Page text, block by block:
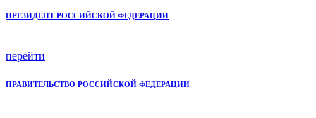
ПРЕЗИДЕНТ РОССИЙСКОЙ ФЕДЕРАЦИИ
перейти
ПРАВИТЕЛЬСТВО РОССИЙСКОЙ ФЕДЕРАЦИИ